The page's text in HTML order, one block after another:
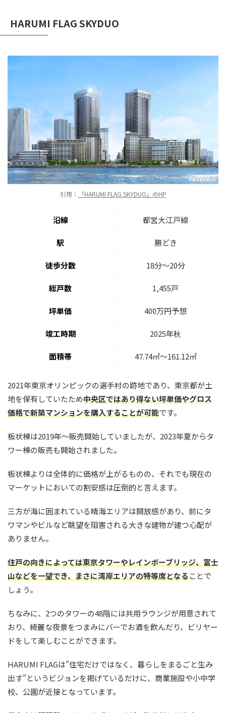
HARUMI FLAG SKYDUO
引用： 「HARUMI FLAG SKYDUO」のHP
沿線 都営大江戸線
駅 勝どき
徒歩分数 18分〜20分
総戸数 1,455戸
坪単価 400万円予想
竣工時期 2025年秋
面積帯 47.74㎡〜161.12㎡
2021年東京オリンピックの選手村の跡地であり、東京都が土
地を保有していたため中央区ではあり得ない坪単価やグロス
価格で新築マンションを購入することが可能です。
板状棟は2019年〜販売開始していましたが、2023年夏からタ
ワー棟の販売も開始されました。
板状棟よりは全体的に価格が上がるものの、それでも現在の
マーケットにおいての割安感は圧倒的と言えます。
三方が海に囲まれている晴海エリアは開放感があり、前にタ
ワマンやビルなど眺望を阻害される大きな建物が建つ心配が
ありません。
住戸の向きによっては東京タワーやレインボーブリッジ、富士
山などを一望でき、まさに湾岸エリアの特等席となることで
しょう。
ちなみに、2つのタワーの48階には共用ラウンジが用意されて
おり、綺麗な夜景をつまみにバーでお酒を飲んだり、ビリヤー
ドをして楽しむことができます。
HARUMI FLAGは”住宅だけではなく、暮らしをまるごと生み
出す”というビジョンを掲げているだけに、商業施設や小中学
校、公園が近接となっています。